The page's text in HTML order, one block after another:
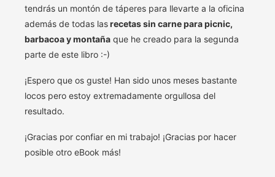
tendrás un montón de táperes para llevarte a la oficina
además de todas lasrecetas sin carne para picnic,
barbacoa y montaña que he creado para la segunda
parte de este libro :-)
¡Espero que os guste! Han sido unos meses bastante
locos pero estoy extremadamente orgullosa del
resultado.
¡Gracias por confiar en mi trabajo! ¡Gracias por hacer
posible otro eBook más!